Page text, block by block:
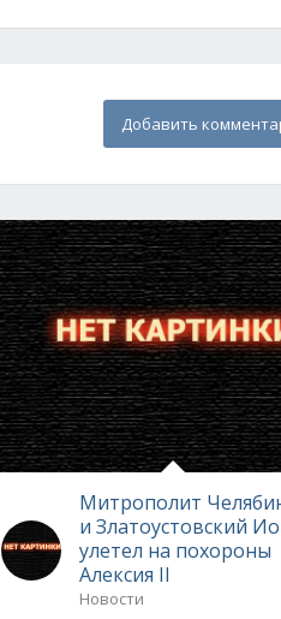
Добавить
Митрополит
и Златоустовский
улетел на похороны
Алексия II
Новости